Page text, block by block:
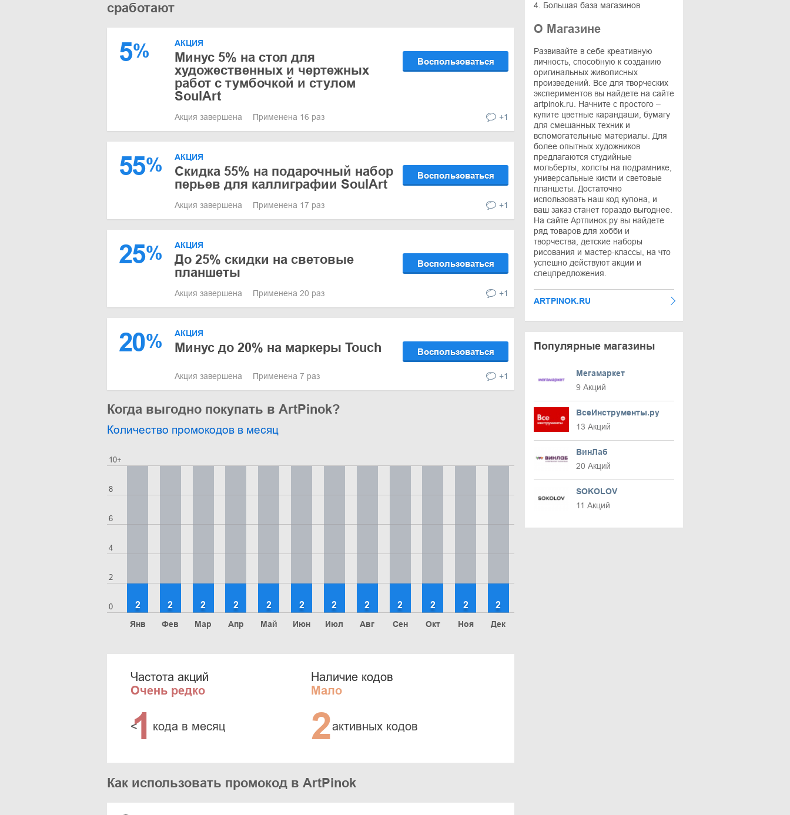
сработают
5% АКЦИЯ
Минус 5% на стол для
художественных и чертежных
работ с тумбочкой и стулом
SoulArt
Воспользоваться
Акция завершена Применена 16 раз +1
55% АКЦИЯ
Скидка 55% на подарочный набор
перьев для каллиграфии SoulArt
Воспользоваться
Акция завершена Применена 17 раз +1
25% АКЦИЯ
До 25% скидки на световые
планшеты
Воспользоваться
Акция завершена Применена 20 раз +1
20% АКЦИЯ
Минус до 20% на маркеры Touch Воспользоваться
Акция завершена Применена 7 раз +1
Когда выгодно покупать в ArtPinok?
Количество промокодов в месяц
0
2
4
6
8
10+
Янв
2
Фев
2
Мар
2
Апр
2
Май
2
Июн
2
Июл
2
Авг
2
Сен
2
Окт
2
Ноя
2
Дек
2
Частота акций
Очень редко
<
1 кода в месяц
Наличие кодов
Мало
2активных кодов
Как использовать промокод в ArtPinok
4. Большая база магазинов
О Магазине
Развивайте в себе креативную
личность, способную к созданию
оригинальных живописных
произведений. Все для творческих
экспериментов вы найдете на сайте
artpinok.ru. Начните с простого –
купите цветные карандаши, бумагу
для смешанных техник и
вспомогательные материалы. Для
более опытных художников
предлагаются студийные
мольберты, холсты на подрамнике,
универсальные кисти и световые
планшеты. Достаточно
использовать наш код купона, и
ваш заказ станет гораздо выгоднее.
На сайте Артпинок.ру вы найдете
ряд товаров для хобби и
творчества, детские наборы
рисования и мастер-классы, на что
успешно действуют акции и
спецпредложения.
ARTPINOK.RU
Популярные магазины
Мегамаркет
9 Акций
ВсеИнструменты.ру
13 Акций
ВинЛаб
20 Акций
SOKOLOV
11 Акций